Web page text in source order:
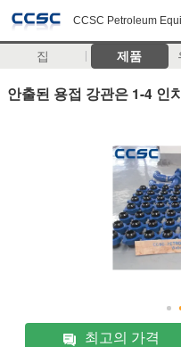
CCSC Petroleum
집 제품
안출된 용접 강관은 1-4 인
최고의 가격